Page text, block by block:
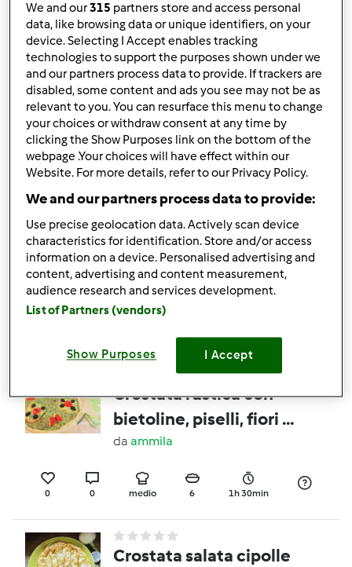
Annulla
Colomba Salata
Prosciutto Cotto e
Scamorza Affumicata
daSara.lo86
0 0 facile -- 1h 25min
Crescette con i
"ciccioli"
davaliceci
Crostata rustica con
bietoline, piselli, fiori di
peperoni e voli di
farfalle Contest
Primavera
da ammila
0 0 medio 6 1h 30min
Crostata salata cipolle
We and our315 partners store and access personal
data, like browsing data or unique identifiers, on your
device. Selecting I Accept enables tracking
technologies to support the purposes shown under we
and our partners process data to provide. If trackers are
disabled, some content and ads you see may not be as
relevant to you. You can resurface this menu to change
your choices or withdraw consent at any time by
clicking the Show Purposes link on the bottom of the
webpage .Your choices will have effect within our
Website. For more details, refer to our Privacy Policy.
We and our partners process data to provide:
Use precise geolocation data. Actively scan device
characteristics for identification. Store and/or access
information on a device. Personalised advertising and
content, advertising and content measurement,
audience research and services development.
List of Partners (vendors)
Show Purposes I Accept